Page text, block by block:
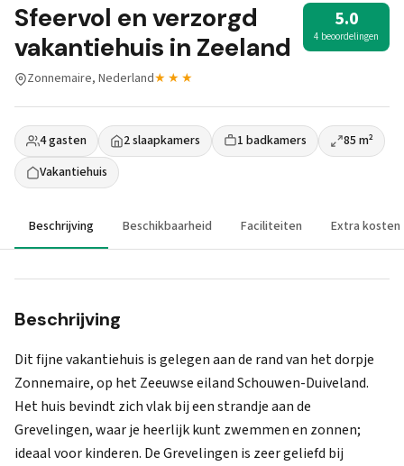
Sfeervol en verzorgd
vakantiehuis in Zeeland
5.0
4 beoordelingen
Zonnemaire, Nederland★★★
4 gasten 2 slaapkamers 1 badkamers
85 m²
Vakantiehuis
Beschrijving Beschikbaarheid Faciliteiten Extra kosten
Beschrijving
Dit fijne vakantiehuis is gelegen aan de rand van het dorpje
Zonnemaire, op het Zeeuwse eiland Schouwen-Duiveland.
Het huis bevindt zich vlak bij een strandje aan de
Grevelingen, waar je heerlijk kunt zwemmen en zonnen;
ideaal voor kinderen. De Grevelingen is zeer geliefd bij